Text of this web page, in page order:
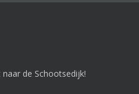
de Schootsedijk!